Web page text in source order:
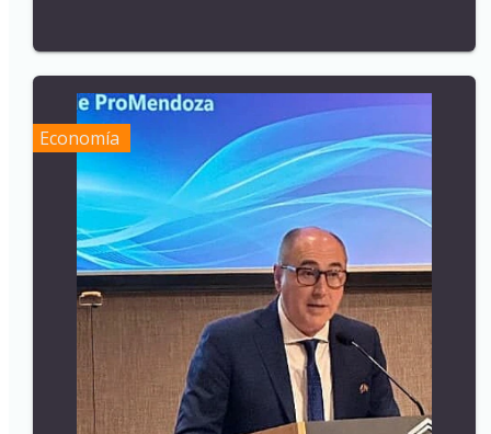
Economía